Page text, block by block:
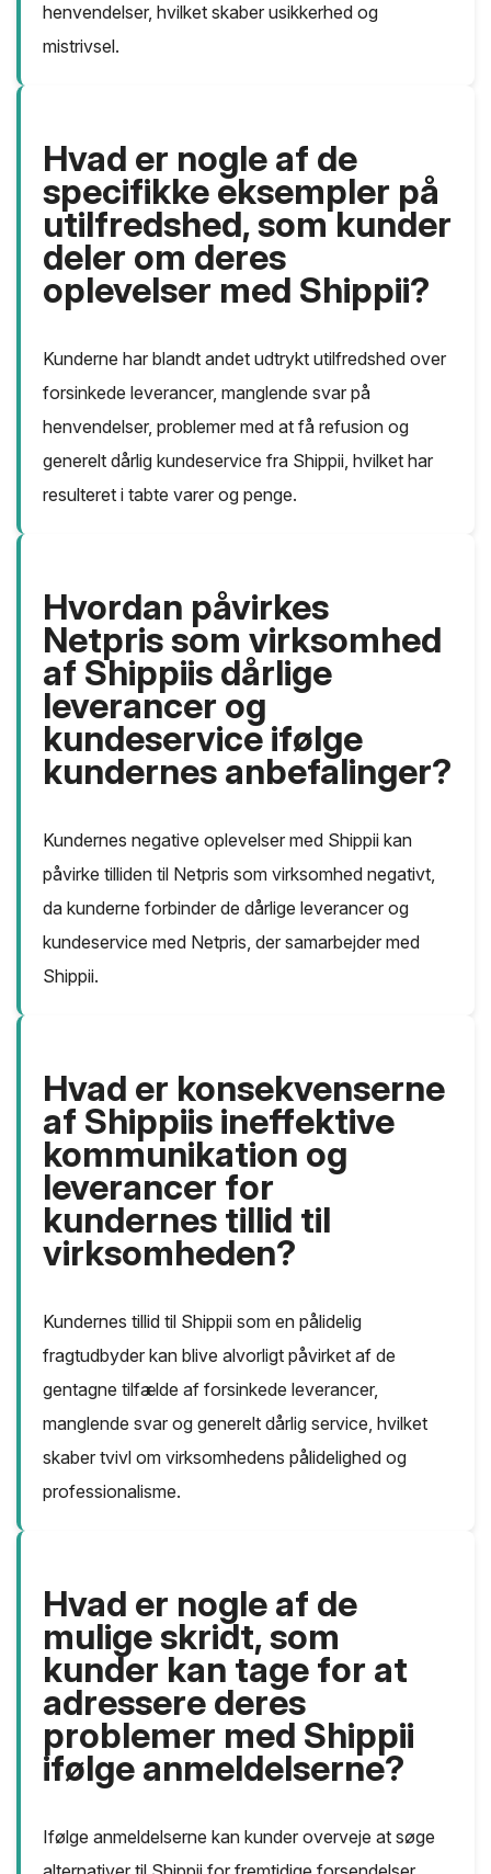
henvendelser, hvilket skaber usikkerhed og
mistrivsel.
Hvad er nogle af de
specifikke eksempler på
utilfredshed, som kunder
deler om deres
oplevelser med Shippii?
Kunderne har blandt andet udtrykt utilfredshed over
forsinkede leverancer, manglende svar på
henvendelser, problemer med at få refusion og
generelt dårlig kundeservice fra Shippii, hvilket har
resulteret i tabte varer og penge.
Hvordan påvirkes
Netpris som virksomhed
af Shippiis dårlige
leverancer og
kundeservice ifølge
kundernes anbefalinger?
Kundernes negative oplevelser med Shippii kan
påvirke tilliden til Netpris som virksomhed negativt,
da kunderne forbinder de dårlige leverancer og
kundeservice med Netpris, der samarbejder med
Shippii.
Hvad er konsekvenserne
af Shippiis ineffektive
kommunikation og
leverancer for
kundernes tillid til
virksomheden?
Kundernes tillid til Shippii som en pålidelig
fragtudbyder kan blive alvorligt påvirket af de
gentagne tilfælde af forsinkede leverancer,
manglende svar og generelt dårlig service, hvilket
skaber tvivl om virksomhedens pålidelighed og
professionalisme.
Hvad er nogle af de
mulige skridt, som
kunder kan tage for at
adressere deres
problemer med Shippii
ifølge anmeldelserne?
Ifølge anmeldelserne kan kunder overveje at søge